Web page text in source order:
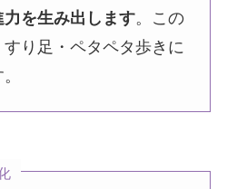
を生み出します。この
り足・ペタペタ歩きに